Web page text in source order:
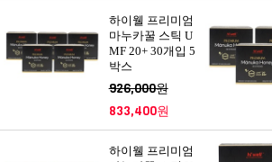
하이웰 프리미엄
마누카꿀 스틱 U
MF 20+ 30개입 5
박스
926,000원
833,400원
하이웰 프리미엄